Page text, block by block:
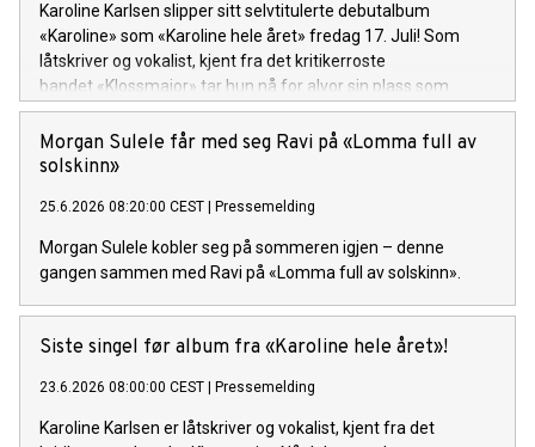
Karoline Karlsen slipper sitt selvtitulerte debutalbum
«Karoline» som «Karoline hele året» fredag 17. Juli! Som
låtskriver og vokalist, kjent fra det kritikerroste
bandet «Klossmajor» tar hun nå for alvor sin plass som
soloartist. Lytteren inviteres inn i et personlig og ujålete
univers fullt av varme, humor og ærlighet.
Morgan Sulele får med seg Ravi på «Lomma full av
solskinn»
25.6.2026 08:20:00 CEST Pressemelding
Morgan Sulele kobler seg på sommeren igjen – denne
gangen sammen med Ravi på «Lomma full av solskinn».
Siste singel før album fra «Karoline hele året»!
23.6.2026 08:00:00 CEST Pressemelding
Karoline Karlsen er låtskriver og vokalist, kjent fra det